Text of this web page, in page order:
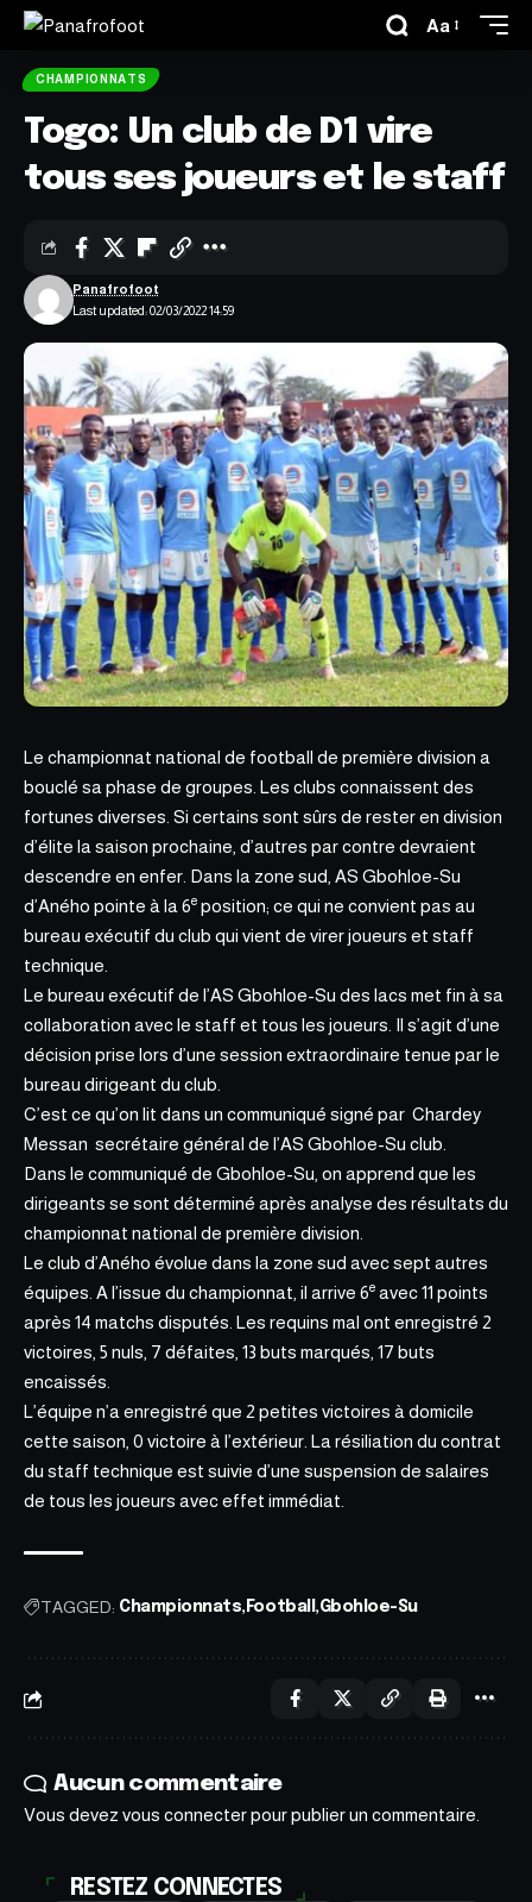
Aa
CHAMPIONNATS
Togo: Un club de D1 vire
tous ses joueurs et le staff
Last updated: 02/03/2022 14:59
Panafrofoot
Le championnat national de football de première division a
bouclé sa phase de groupes. Les clubs connaissent des
fortunes diverses. Si certains sont sûrs de rester en division
d’élite la saison prochaine, d’autres par contre devraient
descendre en enfer. Dans la zone sud, AS Gbohloe-Su
d’Aného pointe à la 6e position; ce qui ne convient pas au
bureau exécutif du club qui vient de virer joueurs et staff
technique.
Le bureau exécutif de l’AS Gbohloe-Su des lacs met fin à sa
collaboration avec le staff et tous les joueurs. Il s’agit d’une
décision prise lors d’une session extraordinaire tenue par le
bureau dirigeant du club.
C’est ce qu’on lit dans un communiqué signé par Chardey
Messan secrétaire général de l’AS Gbohloe-Su club.
Dans le communiqué de Gbohloe-Su, on apprend que les
dirigeants se sont déterminé après analyse des résultats du
championnat national de première division.
Le club d’Aného évolue dans la zone sud avec sept autres
équipes. A l’issue du championnat, il arrive 6e avec 11 points
après 14 matchs disputés. Les requins mal ont enregistré 2
victoires, 5 nuls, 7 défaites, 13 buts marqués, 17 buts
encaissés.
L’équipe n’a enregistré que 2 petites victoires à domicile
cette saison, 0 victoire à l’extérieur. La résiliation du contrat
du staff technique est suivie d’une suspension de salaires
de tous les joueurs avec effet immédiat.
TAGGED: Championnats Football Gbohloe-Su
Aucun commentaire
Vous devez vous connecterpour publier un commentaire.
RESTEZ CONNECTES